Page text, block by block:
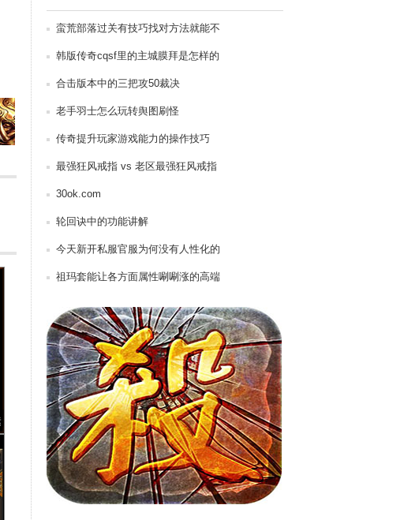
蛮荒部落过关有技巧找对方法就能不
韩版传奇cqsf里的主城膜拜是怎样的
合击版本中的三把攻50裁决
老手羽士怎么玩转舆图刷怪
传奇提升玩家游戏能力的操作技巧
最强狂风戒指 vs 老区最强狂风戒指
30ok.com
轮回诀中的功能讲解
今天新开私服官服为何没有人性化的
祖玛套能让各方面属性唰唰涨的高端